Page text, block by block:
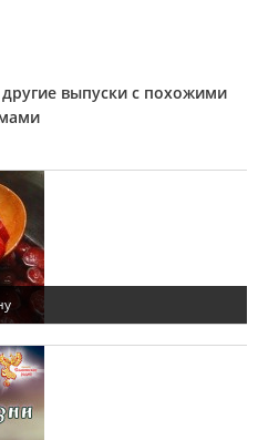
другие выпуски с похожими